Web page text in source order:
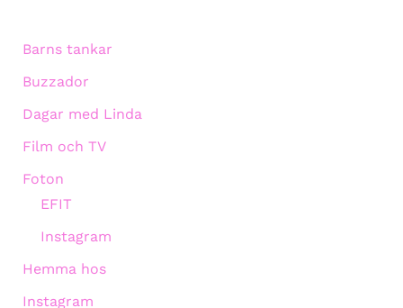
Barns tankar
Buzzador
Dagar med Linda
Film och TV
Foton
EFIT
Instagram
Hemma hos
Instagram